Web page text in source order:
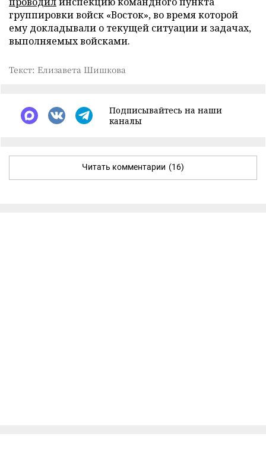
группировки войск «Восток», во время которой
ему докладывали о текущей ситуации и задачах,
выполняемых войсками.
Текст: Елизавета Шишкова
Подписывайтесь на наши
каналы
Читать комментарии (16)